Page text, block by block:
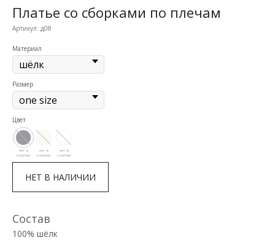
Платье со сборками по плечам
Артикул: д08
Материал
Размер
Цвет
НЕТ В НАЛИЧИИ
Состав
100% шёлк